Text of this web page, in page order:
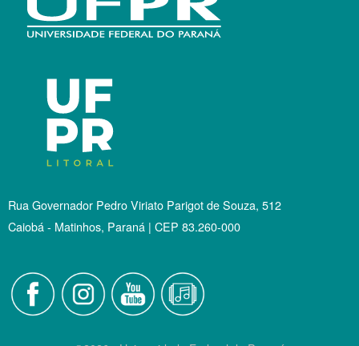
Rua Governador Pedro Viriato Parigot de Souza, 512
Caiobá - Matinhos, Paraná | CEP 83.260-000